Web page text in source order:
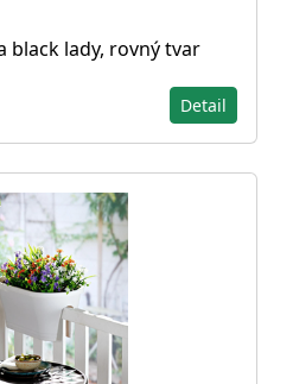
black lady, rovný tvar
Detail